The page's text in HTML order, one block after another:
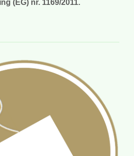
(EG) nr. 1169/2011.